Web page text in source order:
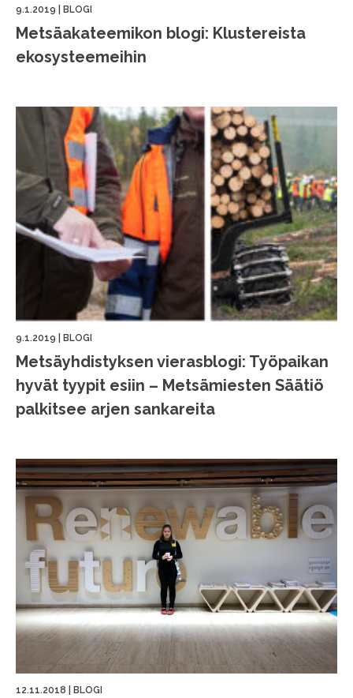
9.1.2019 BLOGI
Metsäakateemikon blogi: Klustereista
ekosysteemeihin
9.1.2019 BLOGI
Metsäyhdistyksen vierasblogi: Työpaikan
hyvät tyypit esiin – Metsämiesten Säätiö
palkitsee arjen sankareita
12.11.2018 BLOGI